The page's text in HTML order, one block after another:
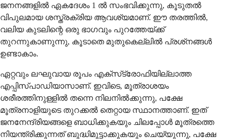
ജനനങ്ങളില്‍ ഏകദേശം 1 ല്‍ സംഭവിക്കുന്നു, കൂടുതല്‍
വിപുലമായ ശസ്ത്രക്രിയ ആവശ്യമാണ്. ഈ തരത്തില്‍,
വലിയ കുടലിന്റെ ഒരു ഭാഗവും പുറത്തേയ്ക്ക്
തുറന്നുകാണുന്നു, കൂടാതെ മുതുകെല്ലില്‍ പ്രശ്‌നങ്ങള്‍
ഉണ്ടാകാം.
ഏറ്റവും ലഘുവായ രൂപം എക്‌സ്‌ട്രോഫിയില്ലാത്ത
എപ്പിസ്‌പാഡിയാസാണ്. ഇവിടെ, മൂത്രാശയം
ശരീരത്തിനുള്ളില്‍ തന്നെ നിലനില്‍ക്കുന്നു, പക്ഷേ
മൂത്രനാളിയുടെ തുറക്കല്‍ തെറ്റായ സ്ഥാനത്താണ്. ഇത്
ജനനേന്ദ്രിയങ്ങളെ ബാധിക്കുകയും ചിലപ്പോള്‍ മൂത്രത്തെ
നിയന്ത്രിക്കുന്നത് ബുദ്ധിമുട്ടാക്കുകയും ചെയ്യുന്നു, പക്ഷേ